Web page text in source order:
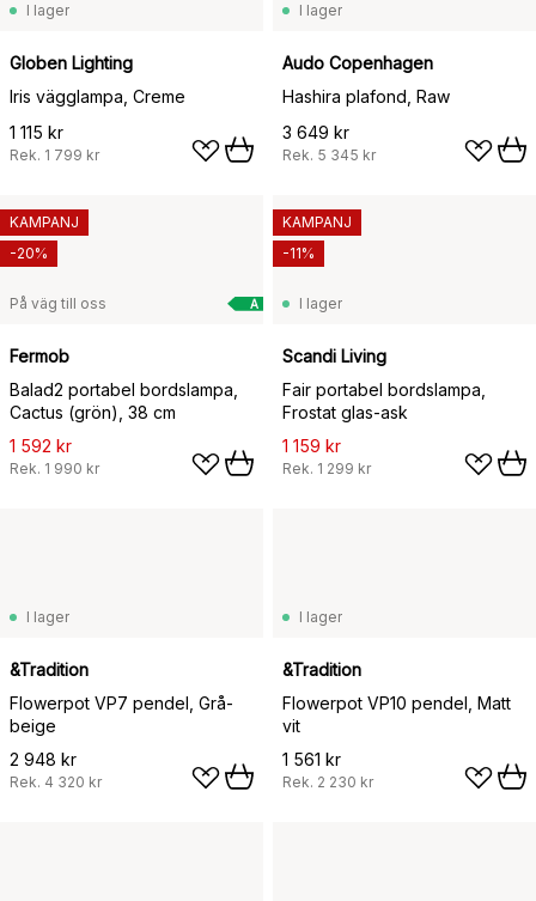
I lager
Globen Lighting
Iris vägglampa, Creme
1 115 kr
Rek. 1 799 kr
I lager
Audo Copenhagen
Hashira plafond, Raw
3 649 kr
Rek. 5 345 kr
A
På väg till oss
Fermob
Balad2 portabel bordslampa,
Cactus (grön), 38 cm
1 592 kr
Rek. 1 990 kr
KAMPANJ
-20%
I lager
Scandi Living
Fair portabel bordslampa,
Frostat glas-ask
1 159 kr
Rek. 1 299 kr
KAMPANJ
-11%
I lager
&Tradition
Flowerpot VP7 pendel, Grå-
beige
2 948 kr
Rek. 4 320 kr
I lager
&Tradition
Flowerpot VP10 pendel, Matt
vit
1 561 kr
Rek. 2 230 kr